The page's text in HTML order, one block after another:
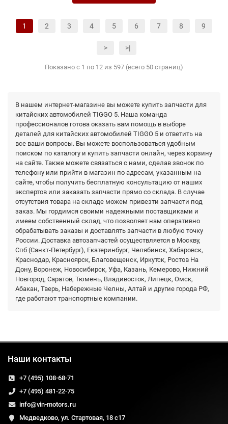
1 2 3 4 5 6 7 8 9
> >|
Показано с 1 по 12 из 597 (всего 50 страниц)
В нашем интернет-магазине вы можете купить запчасти для
китайских автомобилей TIGGO 5. Наша команда
профессионалов готова оказать вам помощь в выборе
деталей для китайских автомобилей TIGGO 5 и ответить на
все ваши вопросы. Вы можете воспользоваться удобным
поиском по каталогу и купить запчасти онлайн, через корзину
на сайте. Также можете связаться с нами, сделав звонок по
телефону или прийти в магазин по адресам, указанным на
сайте, чтобы получить бесплатную консультацию от наших
экспертов или заказать запчасти прямо со склада. В случае
отсутствия товара на складе можем привезти запчасти под
заказ. Мы гордимся своими надежными поставщиками и
имеем собственный склад, что позволяет нам оперативно
обрабатывать заказы и доставлять запчасти в любую точку
России. Доставка автозапчастей осуществляется в Москву,
Спб (Санкт-Петербург), Екатеринбург, Челябинск, Хабаровск,
Краснодар, Красноярск, Благовещенск, Иркутск, Ростов На
Дону, Воронеж, Новосибирск, Уфа, Казань, Кемерово, Нижний
Новгород, Саратов, Тюмень, Владивосток, Липецк, Омск,
Абакан, Тверь, Набережные Челны, Алтай и другие города РФ,
где работают транспортные компании.
Наши контакты
+7 (495) 108-68-71
+7 (495) 481-22-75
info@vin-motors.ru
Медведково, ул. Стартовая, 18 с17